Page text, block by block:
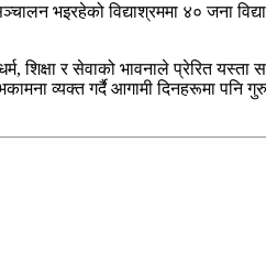
भइरहेको विद्याश्रममा ४० जना
शिक्षा र सेवाको भावनाले प्रेरित
व्यक्त गर्दै आगामी दिनहरूमा पनि